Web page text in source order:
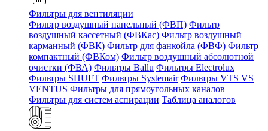
Фильтры для вентиляции
Фильтр воздушный панельный (ФВП) Фильтр
воздушный кассетный (ФВКас) Фильтр воздушный
карманный (ФВК) Фильтр для фанкойла (ФВФ) Фильтр
компактный (ФВКом) Фильтр воздушный абсолютной
очистки (ФВА) Фильтры Ballu Фильтры Electrolux
Фильтры SHUFT Фильтры Systemair Фильтры VTS VS
VENTUS Фильтры для прямоугольных каналов
Фильтры для систем аспирации Таблица аналогов